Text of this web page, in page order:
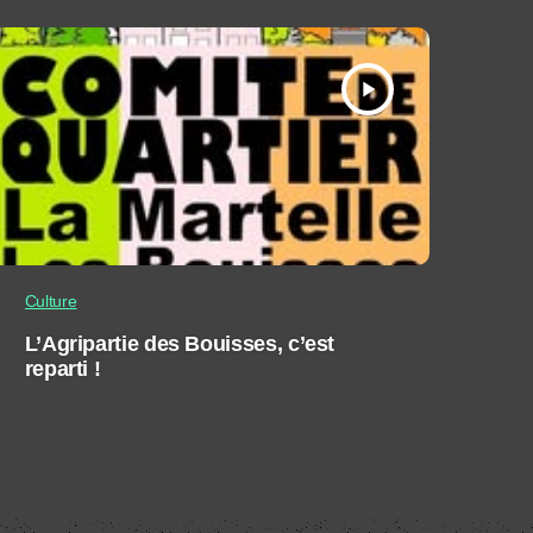
play_arrow
Culture
L’Agripartie des Bouisses, c’est
reparti !